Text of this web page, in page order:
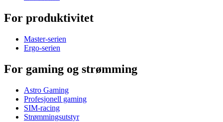
For produktivitet
Master-serien
Ergo-serien
For gaming og strømming
Astro Gaming
Profesjonell gaming
SIM-racing
Strømmingsutstyr